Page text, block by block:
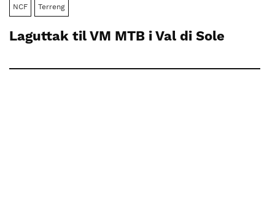
NCF Terreng
Laguttak til VM MTB i Val di Sole